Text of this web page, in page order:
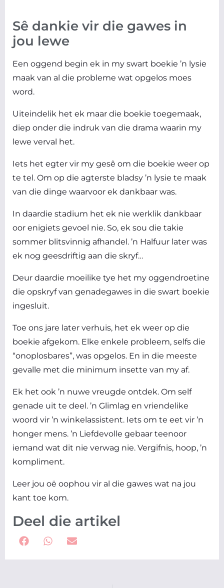
Sê dankie vir die gawes in
jou lewe
Een oggend begin ek in my swart boekie ’n lysie
maak van al die probleme wat opgelos moes
word.
Uiteindelik het ek maar die boekie toegemaak,
diep onder die indruk van die drama waarin my
lewe verval het.
Iets het egter vir my gesê om die boekie weer op
te tel. Om op die agterste bladsy ’n lysie te maak
van die dinge waarvoor ek dankbaar was.
In daardie stadium het ek nie werklik dankbaar
oor enigiets gevoel nie. So, ek sou die takie
sommer blitsvinnig afhandel. ’n Halfuur later was
ek nog geesdriftig aan die skryf…
Deur daardie moeilike tye het my oggendroetine
die opskryf van genadegawes in die swart boekie
ingesluit.
Toe ons jare later verhuis, het ek weer op die
boekie afgekom. Elke enkele probleem, selfs die
“onoplosbares”, was opgelos. En in die meeste
gevalle met die minimum insette van my af.
Ek het ook ’n nuwe vreugde ontdek. Om self
genade uit te deel. ’n Glimlag en vriendelike
woord vir ’n winkelassistent. Iets om te eet vir ’n
honger mens. ’n Liefdevolle gebaar teenoor
iemand wat dit nie verwag nie. Vergifnis, hoop, ’n
kompliment.
Leer jou oë oophou vir al die gawes wat na jou
kant toe kom.
Deel die artikel